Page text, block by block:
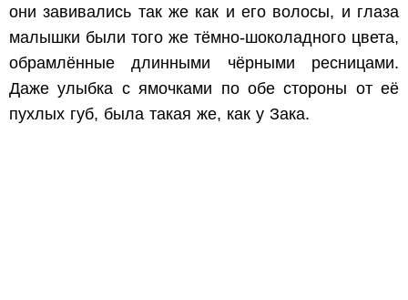
они завивались так же как и его волосы, и глаза
малышки были того же тёмно-шоколадного цвета,
обрамлённые длинными чёрными ресницами.
Даже улыбка с ямочками по обе стороны от её
пухлых губ, была такая же, как у Зака.